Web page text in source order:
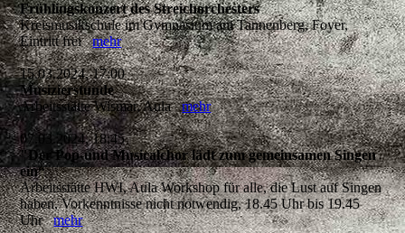
Frühlingskonzert des Streichorchesters
Kreismusikschule im Gymnasium am Tannenberg, Foyer,
Eintritt freimehr
15.03.2024, 17:00
Musizierstunde
Arbeitsstätte Wismar, Aulamehr
07.03.2024, 18:45
"Der Pop-und Musicalchor lädt zum gemeinsamen Singen
ein“
Arbeitsstätte HWI, Aula Workshop für alle, die Lust auf Singen
haben, Vorkenntnisse nicht notwendig, 18.45 Uhr bis 19.45
Uhrmehr